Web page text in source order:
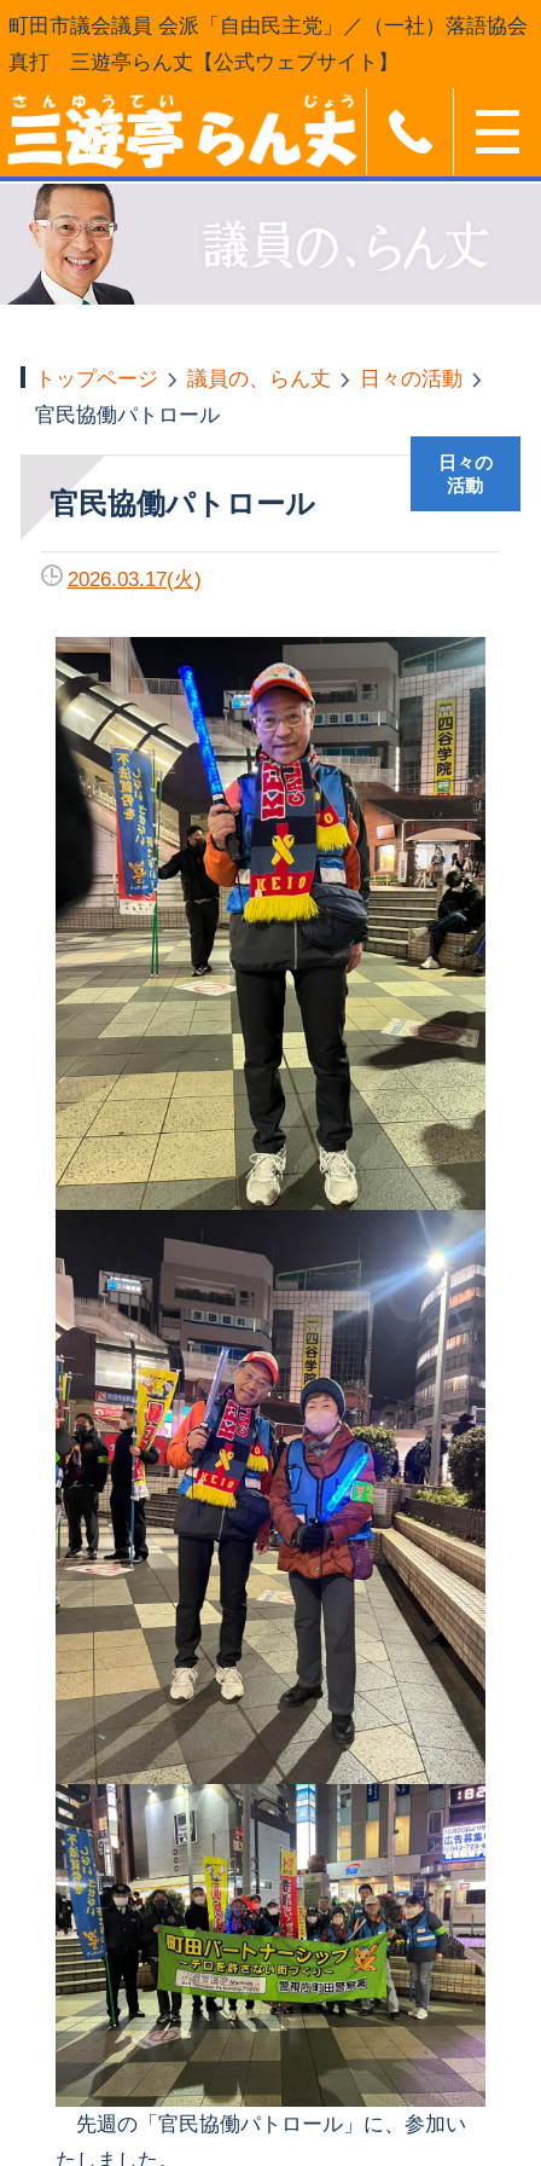
町田市議会議員 会派「自由民主党」／（一社）落語協会
真打 三遊亭らん丈【公式ウェブサイト】
トップページ 議員の、らん丈
日々の活動
官民協働パトロール
官民協働パトロール
日々の
活動
2026.03.17(火)
先週の「官民協働パトロール」に、参加い
たしました。